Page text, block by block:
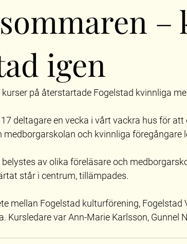
–
igen
på återstartade Fogelstad kvinnliga
deltagare en vecka i vårt vackra hus för
och kvinnliga föregångare
av olika föreläsare och
står i centrum, tillämpades.
mellan Fogelstad kulturförening, Fogelstad
Kursledare var Ann-Marie Karlsson, Gunnel